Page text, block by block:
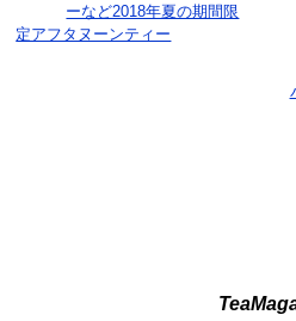
ーなど2018年夏の期間限
定アフタヌーンティー